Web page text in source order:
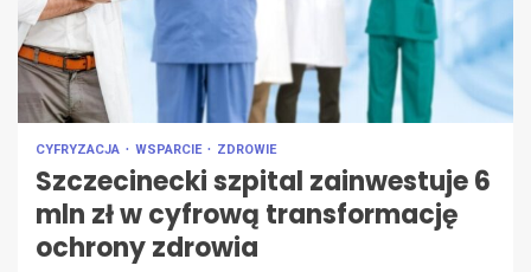
CYFRYZACJA WSPARCIE ZDROWIE
Szczecinecki szpital zainwestuje 6
mln zł w cyfrową transformację
ochrony zdrowia